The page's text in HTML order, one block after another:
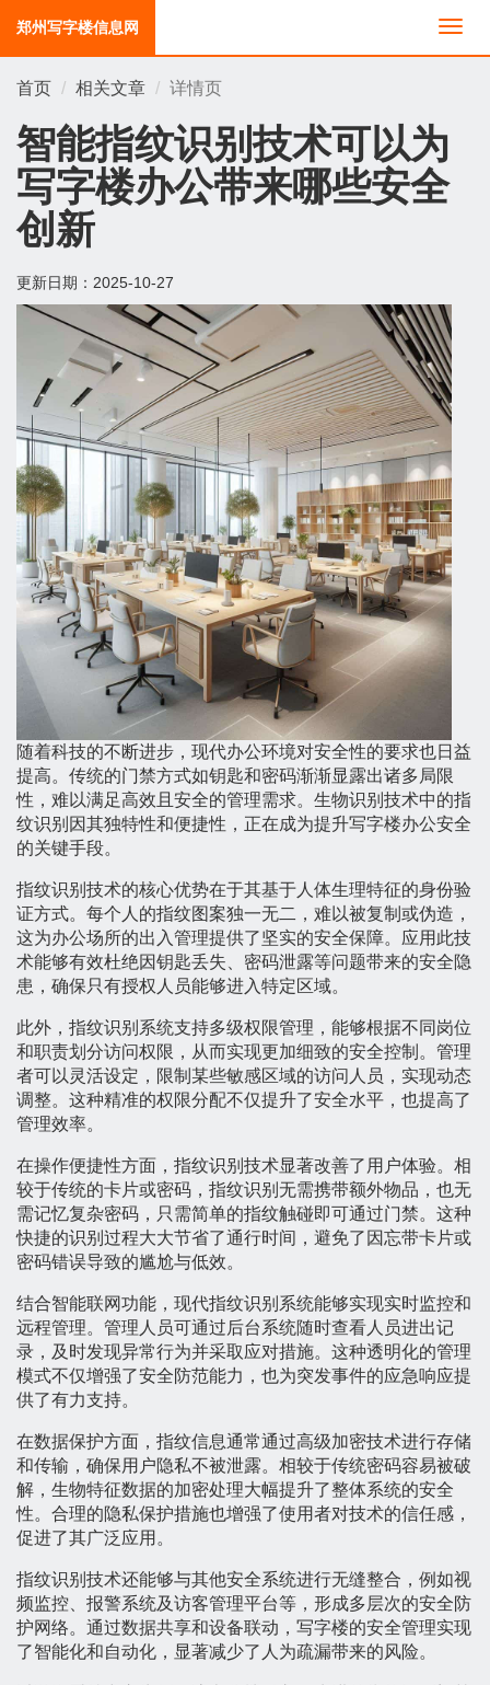
切
换
郑州写字楼信息网
首页 相关文章 详情页
智能指纹识别技术可以为
写字楼办公带来哪些安全
创新
更新日期： 2025-10-27
随着科技的不断进步，现代办公环境对安全性的要求也日益
提高。传统的门禁方式如钥匙和密码渐渐显露出诸多局限
性，难以满足高效且安全的管理需求。生物识别技术中的指
纹识别因其独特性和便捷性，正在成为提升写字楼办公安全
的关键手段。
指纹识别技术的核心优势在于其基于人体生理特征的身份验
证方式。每个人的指纹图案独一无二，难以被复制或伪造，
这为办公场所的出入管理提供了坚实的安全保障。应用此技
术能够有效杜绝因钥匙丢失、密码泄露等问题带来的安全隐
患，确保只有授权人员能够进入特定区域。
此外，指纹识别系统支持多级权限管理，能够根据不同岗位
和职责划分访问权限，从而实现更加细致的安全控制。管理
者可以灵活设定，限制某些敏感区域的访问人员，实现动态
调整。这种精准的权限分配不仅提升了安全水平，也提高了
管理效率。
在操作便捷性方面，指纹识别技术显著改善了用户体验。相
较于传统的卡片或密码，指纹识别无需携带额外物品，也无
需记忆复杂密码，只需简单的指纹触碰即可通过门禁。这种
快捷的识别过程大大节省了通行时间，避免了因忘带卡片或
密码错误导致的尴尬与低效。
结合智能联网功能，现代指纹识别系统能够实现实时监控和
远程管理。管理人员可通过后台系统随时查看人员进出记
录，及时发现异常行为并采取应对措施。这种透明化的管理
模式不仅增强了安全防范能力，也为突发事件的应急响应提
供了有力支持。
在数据保护方面，指纹信息通常通过高级加密技术进行存储
和传输，确保用户隐私不被泄露。相较于传统密码容易被破
解，生物特征数据的加密处理大幅提升了整体系统的安全
性。合理的隐私保护措施也增强了使用者对技术的信任感，
促进了其广泛应用。
指纹识别技术还能够与其他安全系统进行无缝整合，例如视
频监控、报警系统及访客管理平台等，形成多层次的安全防
护网络。通过数据共享和设备联动，写字楼的安全管理实现
了智能化和自动化，显著减少了人为疏漏带来的风险。